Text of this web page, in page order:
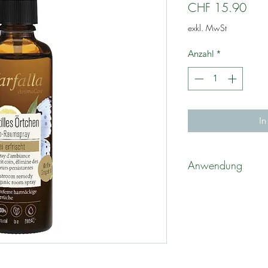
CHF 15.90Preis
exkl. MwSt
Anzahl *
Anwendung